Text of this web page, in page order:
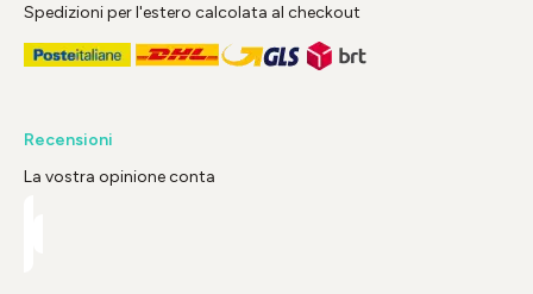
Spedizioni per l'estero calcolata al checkout
Recensioni
La vostra opinione conta